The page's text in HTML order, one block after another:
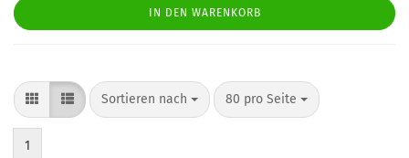
IN DEN WARENKORB
Sortieren nach 80 pro Seite
1